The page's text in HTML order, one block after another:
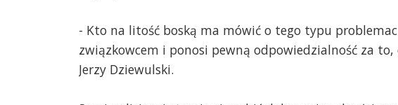
- Kto na litość boską ma mówić o tego typu
związkowcem i ponosi pewną odpowiedzialność za
Jerzy Dziewulski.
tylko swojaków. Stanowiska muszą być tylko dla
Takie powinno być nowe hasło władzy i zasada
się pod tym podpisze razem ze mną?
A jak chce pan wiedzieć co tak naprawdę kuleje w